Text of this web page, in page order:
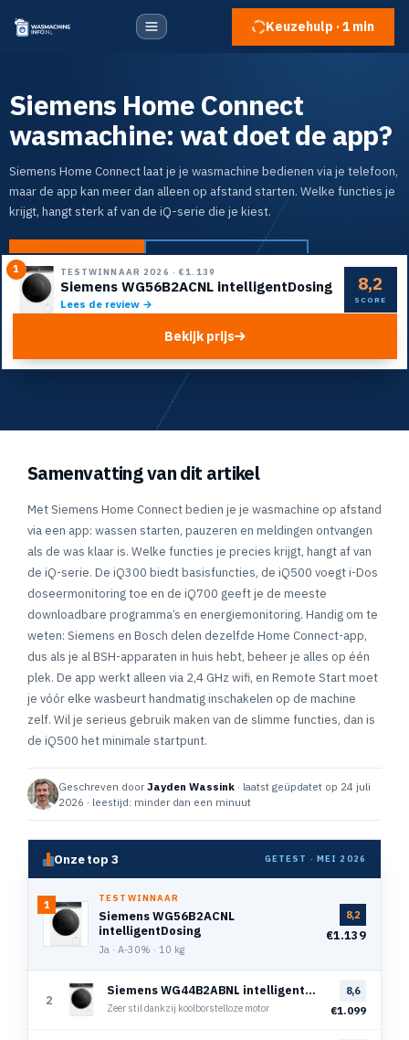
Keuzehulp · 1 min
Siemens Home Connect
wasmachine: wat doet de app?
Siemens Home Connect laat je je wasmachine bedienen via je telefoon,
maar de app kan meer dan alleen op afstand starten. Welke functies je
krijgt, hangt sterk af van de iQ-serie die je kiest.
Naar de top 5 Doe de keuzehulp
1 TESTWINNAAR 2026 · €1.139
Siemens WG56B2ACNL intelligentDosing
Lees de review →
8,2
SCORE
Bekijk prijs
Samenvatting van dit artikel
Met Siemens Home Connect bedien je je wasmachine op afstand
via een app: wassen starten, pauzeren en meldingen ontvangen
als de was klaar is. Welke functies je precies krijgt, hangt af van
de iQ-serie. De iQ300 biedt basisfuncties, de iQ500 voegt i-Dos
doseermonitoring toe en de iQ700 geeft je de meeste
downloadbare programma’s en energiemonitoring. Handig om te
weten: Siemens en Bosch delen dezelfde Home Connect-app,
dus als je al BSH-apparaten in huis hebt, beheer je alles op één
plek. De app werkt alleen via 2,4 GHz wifi, en Remote Start moet
je vóór elke wasbeurt handmatig inschakelen op de machine
zelf. Wil je serieus gebruik maken van de slimme functies, dan is
de iQ500 het minimale startpunt.
Geschreven door Jayden Wassink · laatst geüpdatet op 24 juli
2026 · leestijd: minder dan een minuut
Onze top 3 GETEST · MEI 2026
1
TESTWINNAAR
Siemens WG56B2ACNL
intelligentDosing
Ja · A-30% · 10 kg
8,2
€1.139
2
Siemens WG44B2ABNL intelligentDosing
Zeer stil dankzij koolborstelloze motor
8,6
€1.099